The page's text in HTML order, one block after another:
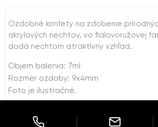
Ozdobné konfety na zdobenie
akrylových nechtov, vo fialovoružovej
dodá nechtom atraktívny vzhľad.
Objem balenia: 7ml
Rozmer ozdoby: 9x4mm
Foto je ilustračné.